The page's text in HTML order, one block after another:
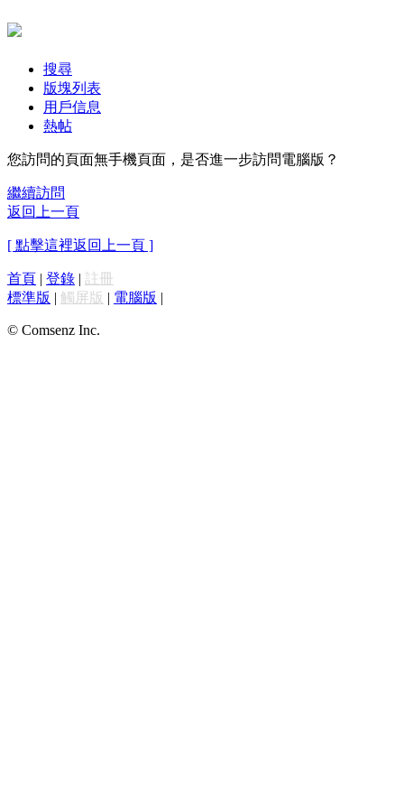
搜尋
版塊列表
用戶信息
熱帖
您訪問的頁面無手機頁面，是否進一步訪問電腦版？
繼續訪問
返回上一頁
[ 點擊這裡返回上一頁 ]
首頁 | 登錄 | 註冊
標準版 | 觸屏版 | 電腦版 |
© Comsenz Inc.